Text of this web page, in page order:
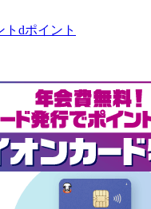
ト dポイント